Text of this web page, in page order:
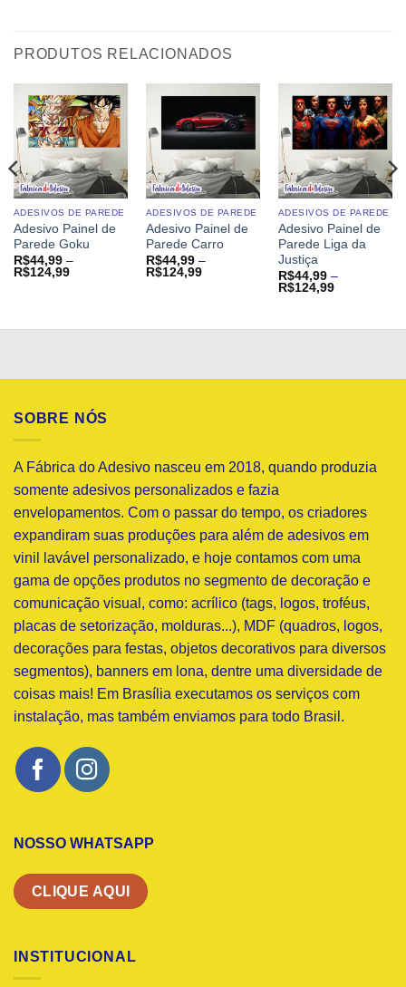
PRODUTOS RELACIONADOS
ADESIVOS DE PAREDE
Adesivo Painel de
Parede Goku
R$44,99 –
R$124,99Faixa
R$124,99
ADESIVOS DE PAREDE
Adesivo Painel de
Parede Carro
R$44,99 –
R$124,99Faixa
R$124,99
ADESIVOS DE PAREDE
Adesivo Painel de
Parede Liga da
Justiça
R$44,99 –
R$124,99Faixa
SOBRE NÓS
A Fábrica do Adesivo nasceu em 2018, quando produzia
somente adesivos personalizados e fazia
envelopamentos. Com o passar do tempo, os criadores
expandiram suas produções para além de adesivos em
vinil lavável personalizado, e hoje contamos com uma
gama de opções produtos no segmento de decoração e
comunicação visual, como: acrílico (tags, logos, troféus,
placas de setorização, molduras...), MDF (quadros, logos,
decorações para festas, objetos decorativos para diversos
segmentos), banners em lona, dentre uma diversidade de
coisas mais! Em Brasília executamos os serviços com
instalação, mas também enviamos para todo Brasil.
NOSSO WHATSAPP
CLIQUE AQUI
INSTITUCIONAL